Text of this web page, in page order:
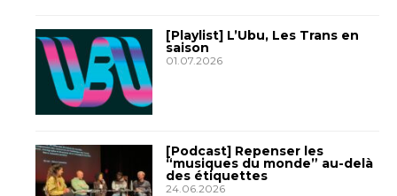
[Playlist] L’Ubu, Les Trans en
saison
01.07.2026
[Podcast] Repenser les
“musiques du monde” au-delà
des étiquettes
24.06.2026